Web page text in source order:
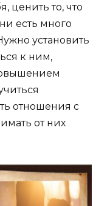
ценить то, что
есть много
установить
к ним,
отношения с
от них